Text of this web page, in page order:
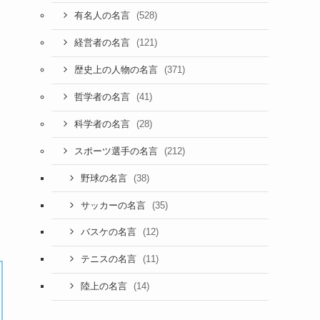
有名人の名言 (528)
経営者の名言 (121)
歴史上の人物の名言 (371)
哲学者の名言 (41)
科学者の名言 (28)
スポーツ選手の名言 (212)
野球の名言 (38)
サッカーの名言 (35)
バスケの名言 (12)
テニスの名言 (11)
陸上の名言 (14)